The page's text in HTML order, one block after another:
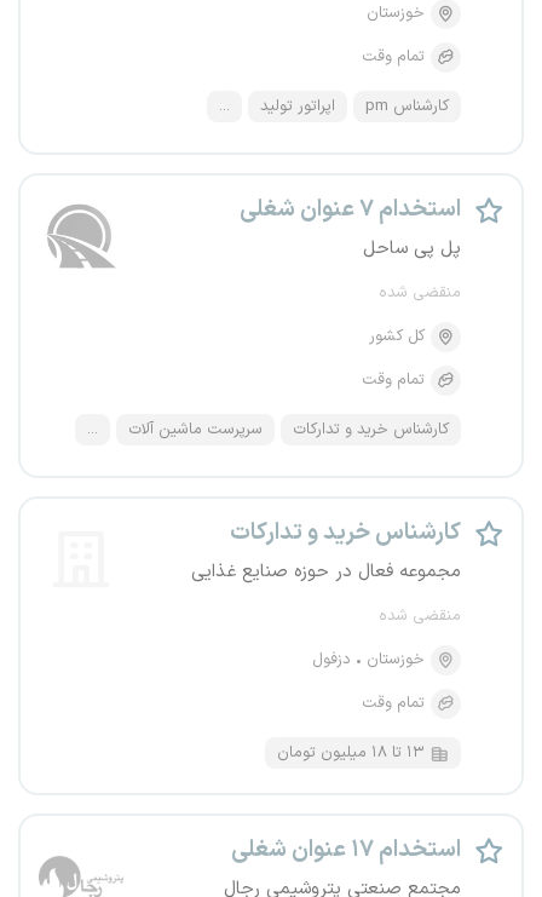
خوزستان
تمام وقت
کارشناس pm اپراتور تولید ...
استخدام ۷ عنوان شغلی
پل پی ساحل
منقضی شده
کل کشور
تمام وقت
کارشناس خرید و تدارکات سرپرست ماشین آلات ...
کارشناس خرید و تدارکات
مجموعه فعال در حوزه صنایع غذایی
منقضی شده
خوزستان
دزفول
تمام وقت
۱۳ تا ۱۸ میلیون تومان
استخدام ۱۷ عنوان شغلی
مجتمع صنعتی پتروشیمی رجال